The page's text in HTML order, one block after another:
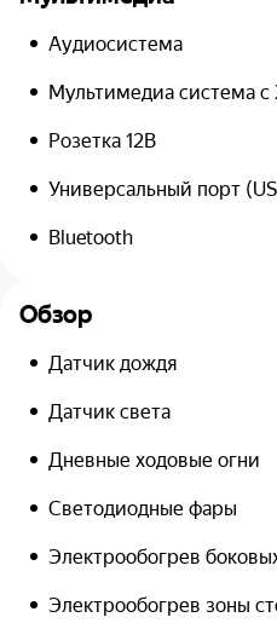
Аудиосистема
Мультимедиа система
Розетка 12В
Универсальный порт
Bluetooth
Обзор
Датчик дождя
Датчик света
Дневные ходовые огни
Светодиодные фары
Электрообогрев
Электрообогрев зоны